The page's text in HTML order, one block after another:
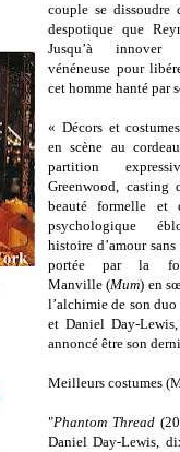
couple se dissoudre
despotique que
Jusqu’à innover
vénéneuse pour
cet homme hanté par
« Décors et
en scène au
partition
Greenwood,
beauté formelle et
psychologique
histoire d’amour
portée par la
Manville (Mum) en
l’alchimie de son
et Daniel Day-
annoncé être son
Meilleurs costumes
"Phantom Thread
Daniel Day-Lewis,